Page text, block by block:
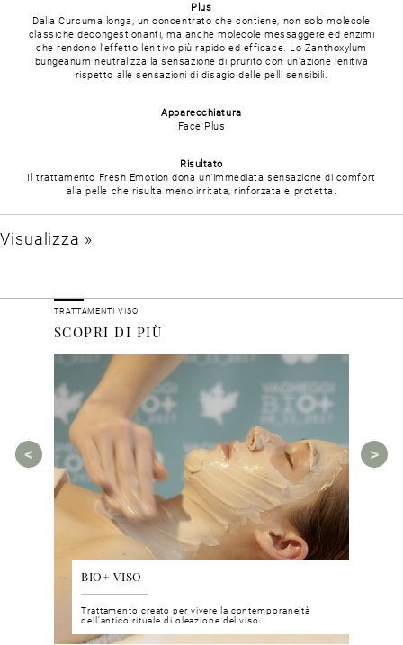
Plus
Dalla Curcuma longa, un concentrato che contiene, non solo molecole
classiche decongestionanti, ma anche molecole messaggere ed enzimi
che rendono l’effetto lenitivo più rapido ed efficace. Lo Zanthoxylum
bungeanum neutralizza la sensazione di prurito con un’azione lenitiva
rispetto alle sensazioni di disagio delle pelli sensibili.
Apparecchiatura
Face Plus
Risultato
Il trattamento Fresh Emotion dona un’immediata sensazione di comfort
alla pelle che risulta meno irritata, rinforzata e protetta.
Visualizza »
TRATTAMENTI VISO
SCOPRI DI PIÙ
BIO+ VISO
Trattamento creato per vivere la contemporaneità
dell’antico rituale di oleazione del viso.